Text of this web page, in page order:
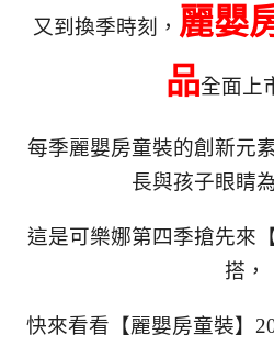
又到換季時刻， 麗嬰
品全面上
每季麗嬰房童裝的創新元
長與孩子眼睛
這是可樂娜第四季搶先來
搭，
快來看看【麗嬰房童裝】